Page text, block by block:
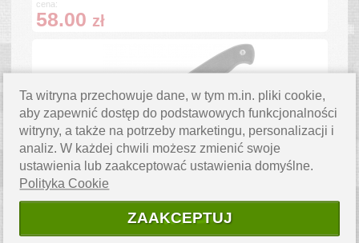
cena:
58.00 zł
Nóż Myśliwski BSH ADVENTURE N-223C
(1870952)
Ta witryna przechowuje dane, w tym m.in. pliki cookie,
aby zapewnić dostęp do podstawowych funkcjonalności
witryny, a także na potrzeby marketingu, personalizacji i
analiz. W każdej chwili możesz zmienić swoje
ustawienia lub zaakceptować ustawienia domyślne.
Polityka Cookie
ZAAKCEPTUJ